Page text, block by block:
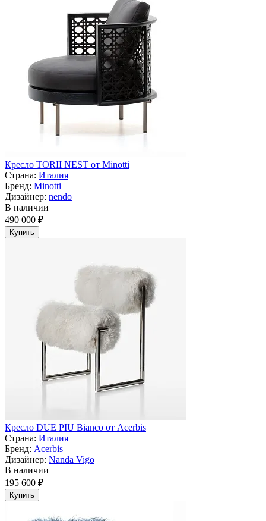
Кресло TORII NEST от Minotti
Страна: Италия
Бренд: Minotti
Дизайнер: nendo
В наличии
490 000 ₽
Купить
Кресло DUE PIU Bianco от Acerbis
Страна: Италия
Бренд: Acerbis
Дизайнер: Nanda Vigo
В наличии
195 600 ₽
Купить